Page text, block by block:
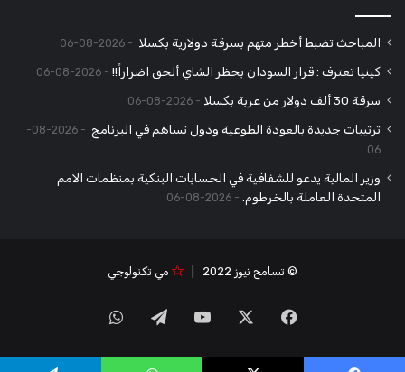
المباحث تضبط أخطر متهم بسرقة دولارية بكسلا 2026-08-06
كينيا تعترف : قرار السودان بحظر الشاي ألحق اضراراً!! 2026-08-06
سرقة 30 ألف دولار من عربة بكسلا 2026-08-06
ترتيبات جديدة بالعودة الطوعية ودول تساهم في البرنامج
2026-08-
06
وزير المالية يدعو للشفافية في الحسابات البنكية بمنظمات الامم
المتحدة العاملة بالخرطوم.
2026-08-06
© تسامح نيوز 2022 | مي تكنولوجي
فيسبوك ‫YouTubeتيلقرامواتساب